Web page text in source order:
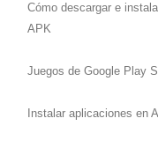
Cómo descargar e
APK
Juegos de Google Play
Instalar aplicaciones en